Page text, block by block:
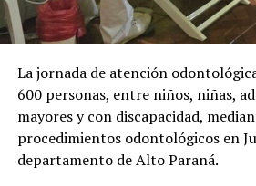
adelantó que la entidad trabaja en
digital para facilitar la
Asunción o Ciudad del Este para
La jornada de atención
600 personas, entre niños, niñas,
mayores y con discapacidad,
procedimientos odontológicos en
departamento de Alto Paraná.